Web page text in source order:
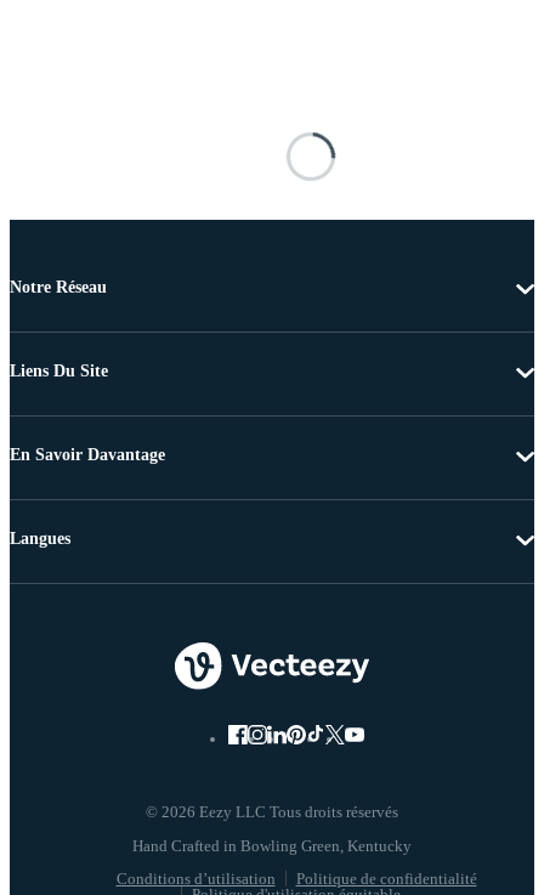
Notre Réseau
Liens Du Site
En Savoir Davantage
© 2026 Eezy LLC Tous droits réservés
Conditions d’utilisation
Politique de confidentialité
Langues